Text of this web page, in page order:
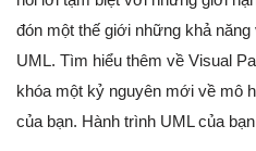
đón một thế giới những khả
UML. Tìm hiểu thêm về Visual
khóa một kỷ nguyên mới về mô
của bạn. Hành trình UML của